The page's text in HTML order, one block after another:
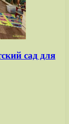
сад для